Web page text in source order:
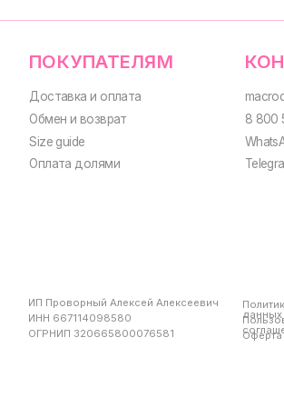
ИНН 667114098580
Пользовательское
данных